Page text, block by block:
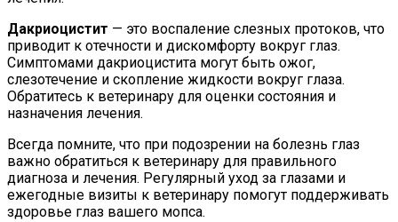
Дакриоцистит — это воспаление слезных протоков, что
приводит к отечности и дискомфорту вокруг глаз.
Симптомами дакриоцистита могут быть ожог,
слезотечение и скопление жидкости вокруг глаза.
Обратитесь к ветеринару для оценки состояния и
назначения лечения.
Всегда помните, что при подозрении на болезнь глаз
важно обратиться к ветеринару для правильного
диагноза и лечения. Регулярный уход за глазами и
ежегодные визиты к ветеринару помогут поддерживать
здоровье глаз вашего мопса.